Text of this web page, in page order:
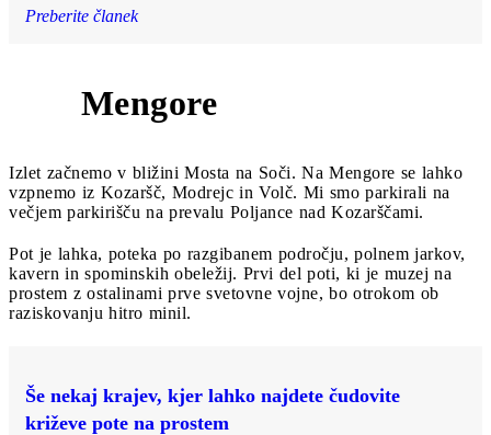
Preberite članek
Mengore
Izlet začnemo v bližini Mosta na Soči. Na Mengore se lahko
vzpnemo iz Kozaršč, Modrejc in Volč. Mi smo parkirali na
večjem parkirišču na prevalu Poljance nad Kozarščami.
Pot je lahka, poteka po razgibanem področju, polnem jarkov,
kavern in spominskih obeležij. Prvi del poti, ki je muzej na
prostem z ostalinami prve svetovne vojne, bo otrokom ob
raziskovanju hitro minil.
Še nekaj krajev, kjer lahko najdete čudovite
križeve pote na prostem